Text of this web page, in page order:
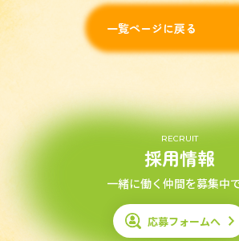
一覧ページに戻る
RECRUIT
採用情報
一緒に働く仲間を募集中
応募フォームへ